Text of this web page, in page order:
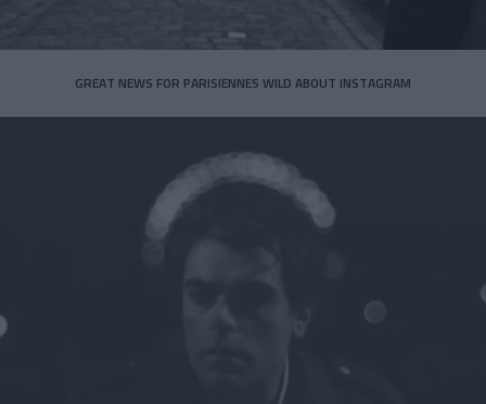
GREAT NEWS FOR PARISIENNES WILD ABOUT INSTAGRAM